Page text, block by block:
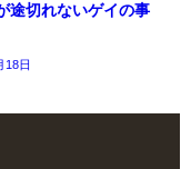
途切れないゲイの事
18日